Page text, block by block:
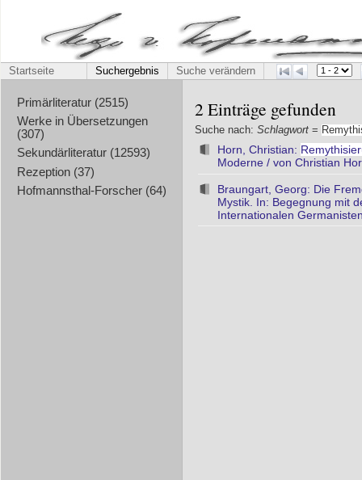
Startseite Suchergebnis Suche verändern
Primärliteratur (2515)
Werke in Übersetzungen
(307)
Sekundärliteratur (12593)
Rezeption (37)
Hofmannsthal-Forscher (64)
2 Einträge gefunden
Suche nach: Schlagwort =
Horn, Christian:
Moderne / von Christian
Braungart, Georg: Die
Mystik. In: Begegnung mit
Internationalen